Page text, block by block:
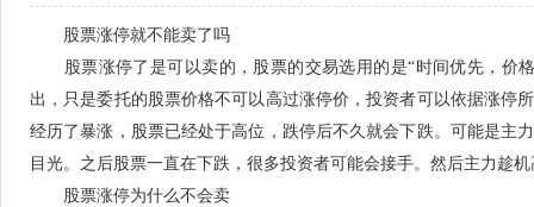
股票涨停就不能卖了吗
股票涨停了是可以卖的，股票的交易选用的是“时间优先，价
出，只是委托的股票价格不可以高过涨停价，投资者可以依据涨停
经历了暴涨，股票已经处于高位，跌停后不久就会下跌。可能是主
目光。之后股票一直在下跌，很多投资者可能会接手。然后主力趁
股票涨停为什么不会卖